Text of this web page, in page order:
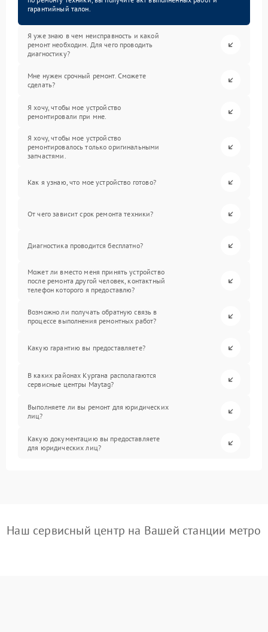
гарантийный талон.
Я уже знаю в чем неисправность и какой
ремонт необходим. Для чего проводить
диагностику?
Мне нужен срочный ремонт. Сможете
сделать?
Я хочу, чтобы мое устройство
ремонтировали при мне.
Я хочу, чтобы мое устройство
ремонтировалось только оригинальными
запчастями.
Как я узнаю, что мое устройство готово?
От чего зависит срок ремонта техники?
Диагностика проводится бесплатно?
Может ли вместо меня принять устройство
после ремонта другой человек, контактный
телефон которого я предоставлю?
Возможно ли получать обратную связь в
процессе выполнения ремонтных работ?
Какую гарантию вы предоставляете?
В каких районах Кургана располагаются
сервисные центры Maytag?
Выполняете ли вы ремонт для юридических
лиц?
Какую документацию вы предоставляете
для юридических лиц?
Наш сервисный центр на Вашей станции метро